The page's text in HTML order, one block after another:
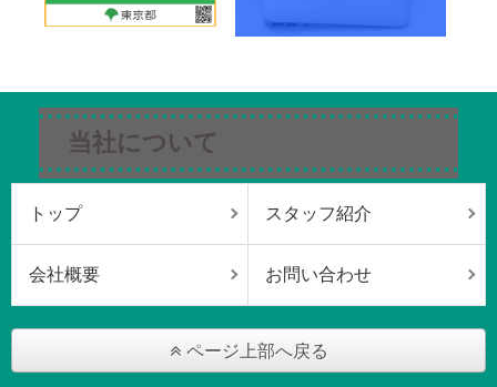
当社について
トップ スタッフ紹介
会社概要 お問い合わせ
ページ上部へ戻る